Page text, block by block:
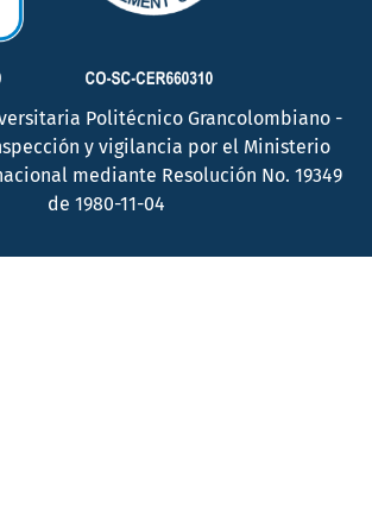
Politécnico Grancolombiano -
y vigilancia por el Ministerio
mediante Resolución No. 19349
de 1980-11-04